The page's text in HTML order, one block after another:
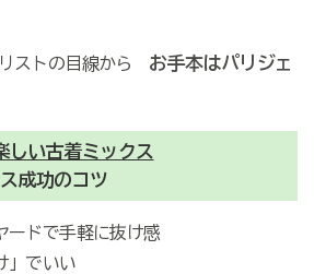
ストの目線から お手本はパリジェ
い古着ミックス
成功のコツ
ドで手軽に抜け感
でいい